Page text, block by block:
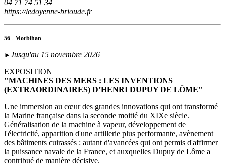
04 71 74 51 34
https://ledoyenne-brioude.fr
56 - Morbihan
► Jusqu'au 15 novembre 2026
EXPOSITION
"MACHINES DES MERS : LES INVENTIONS
(EXTRAORDINAIRES) D’HENRI DUPUY DE LÔME"
Une immersion au cœur des grandes innovations qui ont transformé
la Marine française dans la seconde moitié du XIXe siècle.
Généralisation de la machine à vapeur, développement de
l'électricité, apparition d'une artillerie plus performante, avènement
des bâtiments cuirassés : autant d'avancées qui ont permis d'affirmer
la puissance navale de la France, et auxquelles Dupuy de Lôme a
contribué de manière décisive.